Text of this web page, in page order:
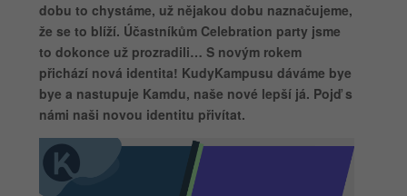
dobu to chystáme, už nějakou dobu naznačujeme,
že se to blíží. Účastníkům Celebration party jsme
to dokonce už prozradili… S novým rokem
přichází nová identita! KudyKampusu dáváme bye
bye a nastupuje Kamdu, naše nové lepší já. Pojď s
námi naši novou identitu přivítat.